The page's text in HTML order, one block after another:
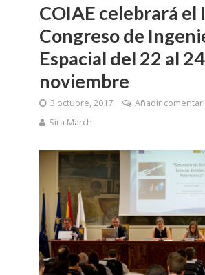
COIAE celebrará el
Congreso de
Espacial del 22 al
noviembre
3 octubre, 2017
Añadir
Sira March